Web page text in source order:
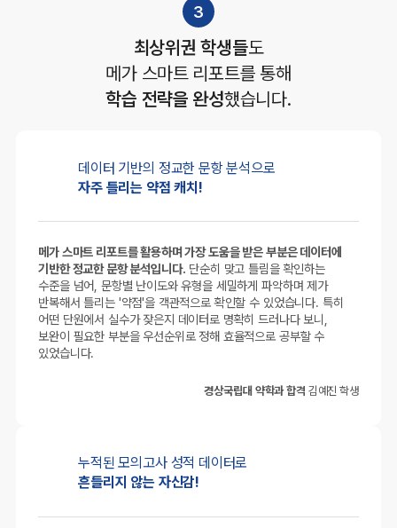
3
최상위권 학생들도
메가 스마트 리포트를 통해
학습 전략을 완성했습니다.
데이터 기반의 정교한 문항 분석으로
자주 틀리는 약점 캐치!
메가 스마트 리포트를 활용하며 가장 도움을 받은 부분은 데이터에
기반한 정교한 문항 분석입니다. 단순히 맞고 틀림을 확인하는
수준을 넘어, 문항별 난이도와 유형을 세밀하게 파악하며 제가
반복해서 틀리는 '약점'을 객관적으로 확인할 수 있었습니다. 특히
어떤 단원에서 실수가 잦은지 데이터로 명확히 드러나다 보니,
보완이 필요한 부분을 우선순위로 정해 효율적으로 공부할 수
있었습니다.
경상국립대 약학과 합격 김예진 학생
누적된 모의고사 성적 데이터로
흔들리지 않는 자신감!